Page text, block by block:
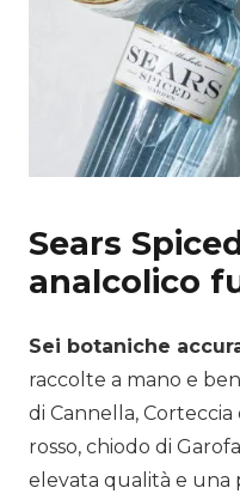
Sears
analcolico
Sei botaniche
raccolte a mano e
di Cannella,
rosso, chiodo di
elevata qualità e una